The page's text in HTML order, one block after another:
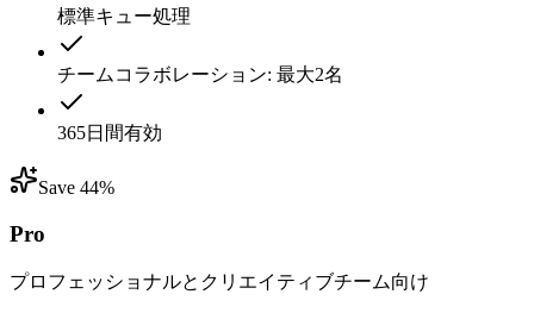
標準キュー処理
チームコラボレーション: 最大2名
365日間有効
Save 44%
Pro
プロフェッショナルとクリエイティブチーム向け